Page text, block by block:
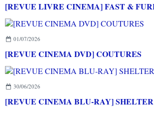
01/07/2026
[REVUE CINEMA DVD] COUTURES
30/06/2026
[REVUE CINEMA BLU-RAY] SHELTER